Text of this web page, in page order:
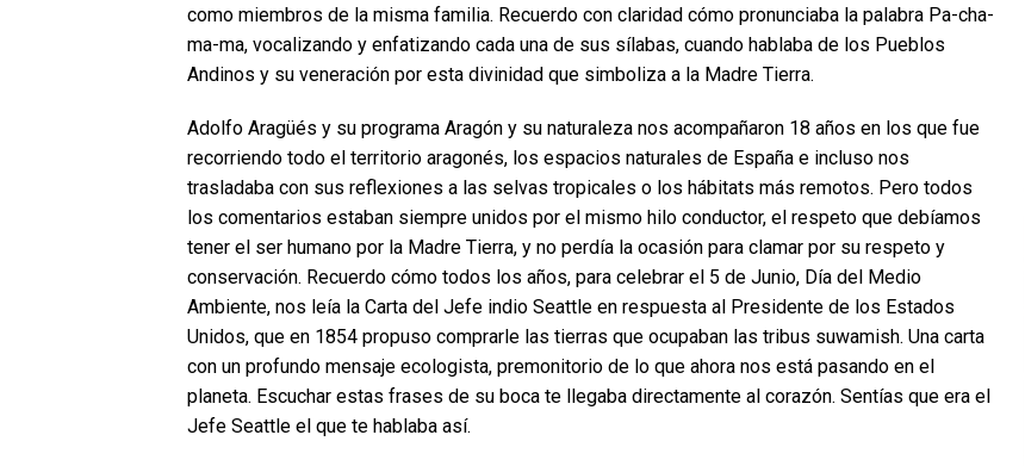
como miembros de la misma familia. Recuerdo con claridad cómo pronunciaba la palabra Pa-cha-
ma-ma, vocalizando y enfatizando cada una de sus sílabas, cuando hablaba de los Pueblos
Andinos y su veneración por esta divinidad que simboliza a la Madre Tierra.
Adolfo Aragüés y su programa Aragón y su naturaleza nos acompañaron 18 años en los que fue
recorriendo todo el territorio aragonés, los espacios naturales de España e incluso nos
trasladaba con sus reflexiones a las selvas tropicales o los hábitats más remotos. Pero todos
los comentarios estaban siempre unidos por el mismo hilo conductor, el respeto que debíamos
tener el ser humano por la Madre Tierra, y no perdía la ocasión para clamar por su respeto y
conservación. Recuerdo cómo todos los años, para celebrar el 5 de Junio, Día del Medio
Ambiente, nos leía la Carta del Jefe indio Seattle en respuesta al Presidente de los Estados
Unidos, que en 1854 propuso comprarle las tierras que ocupaban las tribus suwamish. Una carta
con un profundo mensaje ecologista, premonitorio de lo que ahora nos está pasando en el
planeta. Escuchar estas frases de su boca te llegaba directamente al corazón. Sentías que era el
Jefe Seattle el que te hablaba así.